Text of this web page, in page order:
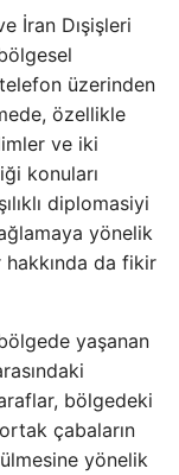
İran Dışişleri
üzerinden
özellikle
ve iki
konuları
diplomasiyi
yönelik
hakkında da fikir
yaşanan
bölgedeki
çabaların
yönelik